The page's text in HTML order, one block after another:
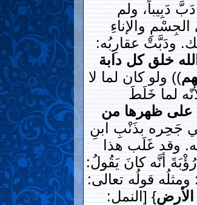
دَبِيباً، ولم
والإناءِ
ودَبَّتْ عقارِبُه:
خلق كل دابة
)) ولو كان لما لا
لما خَلَطَ
على ظهرها من
في جَحِره بذَنْبِ ابنِ
وقد غَلَب هذا
أنَّه كانَ يَقُولُ:
قولُه تعالى:
الأرض} [النمل: